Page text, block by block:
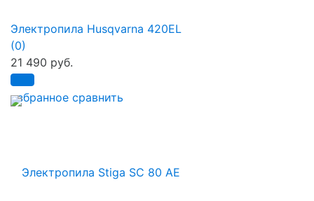
избранное сравнить
Электропила Husqvarna 420EL
(0)
21 490 руб.